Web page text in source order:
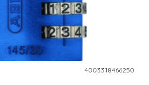
4003318466250